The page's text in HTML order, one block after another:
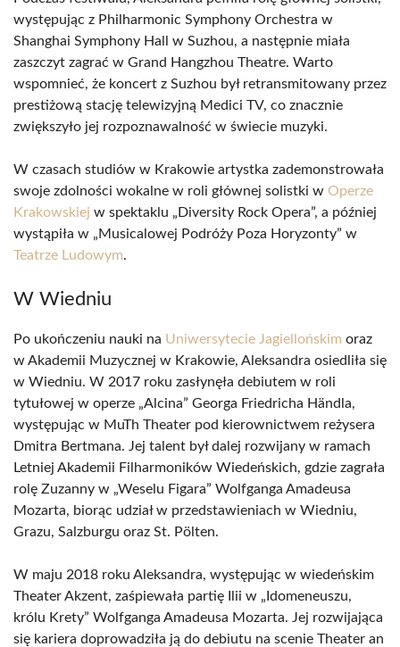
występując z Philharmonic Symphony Orchestra w
Shanghai Symphony Hall w Suzhou, a następnie miała
zaszczyt zagrać w Grand Hangzhou Theatre. Warto
wspomnieć, że koncert z Suzhou był retransmitowany przez
prestiżową stację telewizyjną Medici TV, co znacznie
zwiększyło jej rozpoznawalność w świecie muzyki.
W czasach studiów w Krakowie artystka zademonstrowała
swoje zdolności wokalne w roli głównej solistki w Operze
Krakowskiej w spektaklu „Diversity Rock Opera”, a później
wystąpiła w „Musicalowej Podróży Poza Horyzonty” w
Teatrze Ludowym.
W Wiedniu
Po ukończeniu nauki na Uniwersytecie Jagiellońskim oraz
w Akademii Muzycznej w Krakowie, Aleksandra osiedliła się
w Wiedniu. W 2017 roku zasłynęła debiutem w roli
tytułowej w operze „Alcina” Georga Friedricha Händla,
występując w MuTh Theater pod kierownictwem reżysera
Dmitra Bertmana. Jej talent był dalej rozwijany w ramach
Letniej Akademii Filharmoników Wiedeńskich, gdzie zagrała
rolę Zuzanny w „Weselu Figara” Wolfganga Amadeusa
Mozarta, biorąc udział w przedstawieniach w Wiedniu,
Grazu, Salzburgu oraz St. Pölten.
W maju 2018 roku Aleksandra, występując w wiedeńskim
Theater Akzent, zaśpiewała partię Ilii w „Idomeneuszu,
królu Krety” Wolfganga Amadeusa Mozarta. Jej rozwijająca
się kariera doprowadziła ją do debiutu na scenie Theater an